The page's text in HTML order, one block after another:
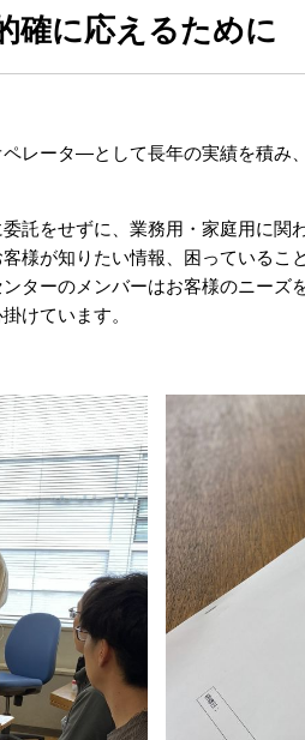
確に応えるために
レータ―として長年の実績を積み
託をせずに、業務用・家庭用に
様が知りたい情報、困っている
ターのメンバーはお客様のニー
けています。